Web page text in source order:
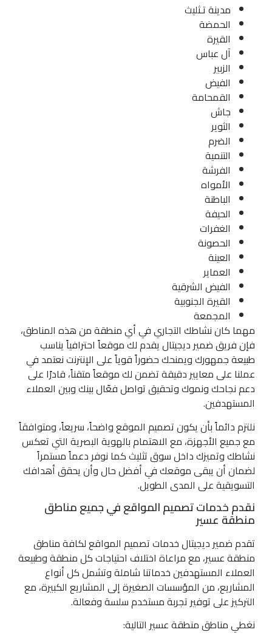
مدينة تـثليث
الحمضة
القيرة
آل عباس
الزبير
الفيض
القمحامة
جاش
الثوير
الضرم
التنمية
الفرشة
الأمواه
الباطنة
الحيفة
الغفرات
الحصونة
العينة
العماير
الفيض الشرقية
القيرة الجنوبية
المجمعة
مهما كان نشاطك التجاري في أي منطقة من هذه المناطق،
فإن فريق ضمير ديجيتال يقدم لك موقعاً احترافياً يناسب
طبيعة جمهورك ويمنحك حضوراً قوياً على الإنترنت نعتمد في
عملنا على معايير دقيقة تضمن لك موقعاً متقناً، قادرًا على
دعم نجاحك ونموك وتحقيق تواصل فعّال بينك وبين العملاء
المستهدفين.
نلتزم دائماً بأن يكون تصميم الموقع واضحاً، سريعاً، ومتوافقاً
مع جميع الأجهزة، مع الاهتمام بالهوية البصرية التي تعكس
نشاطك وتميزك داخل سوق تثليث كما نوفر دعماً مستمراً
لضمان أن يبقى موقعك في أفضل حال وأن يحقق أهدافك
التسويقية على المدى الطويل.
نقدم خدمات تصميم المواقع في جميع مناطق
منطقة عسير
تقدم ضمير ديجيتال خدمات تصميم المواقع لكافة مناطق
منطقة عسير، مع مراعاة اختلاف احتياجات كل منطقة وطبيعة
العملاء المستهدفين خدماتنا شاملة وتشمل كل أنواع
المشاريع، من المؤسسات الصغيرة إلى المشاريع الكبيرة، مع
التركيز على توفير تجربة مستخدم سلسة وفعالة.
نغطي مناطق منطقة عسير التالية: